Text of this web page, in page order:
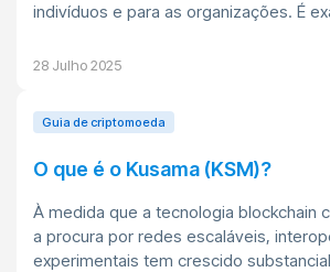
indivíduos e para as organizações. É
28 Julho 2025
Guia de criptomoeda
O que é o Kusama (KSM)?
À medida que a tecnologia blockchain
a procura por redes escaláveis,
experimentais tem crescido